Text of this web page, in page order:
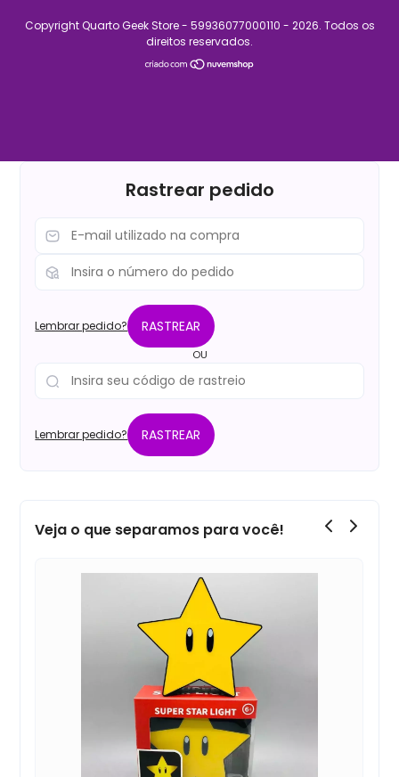
Copyright Quarto Geek Store - 59936077000110 - 2026. Todos os
direitos reservados.
Rastrear pedido
Lembrar pedido? RASTREAR
OU
Lembrar pedido? RASTREAR
Veja o que separamos para você!